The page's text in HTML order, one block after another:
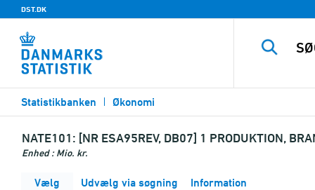
DST.DK
Statistikbanken Økonomi
NATE101: [NR ESA95REV, DB07] 1 PRODUKTION,
Enhed : Mio. kr.
Vælg Udvælg via søgning Information